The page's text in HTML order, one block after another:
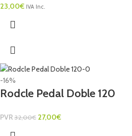
23,00€ IVA Inc.
-16%
Rodcle Pedal Doble 120
PVR 32,00€ 27,00€